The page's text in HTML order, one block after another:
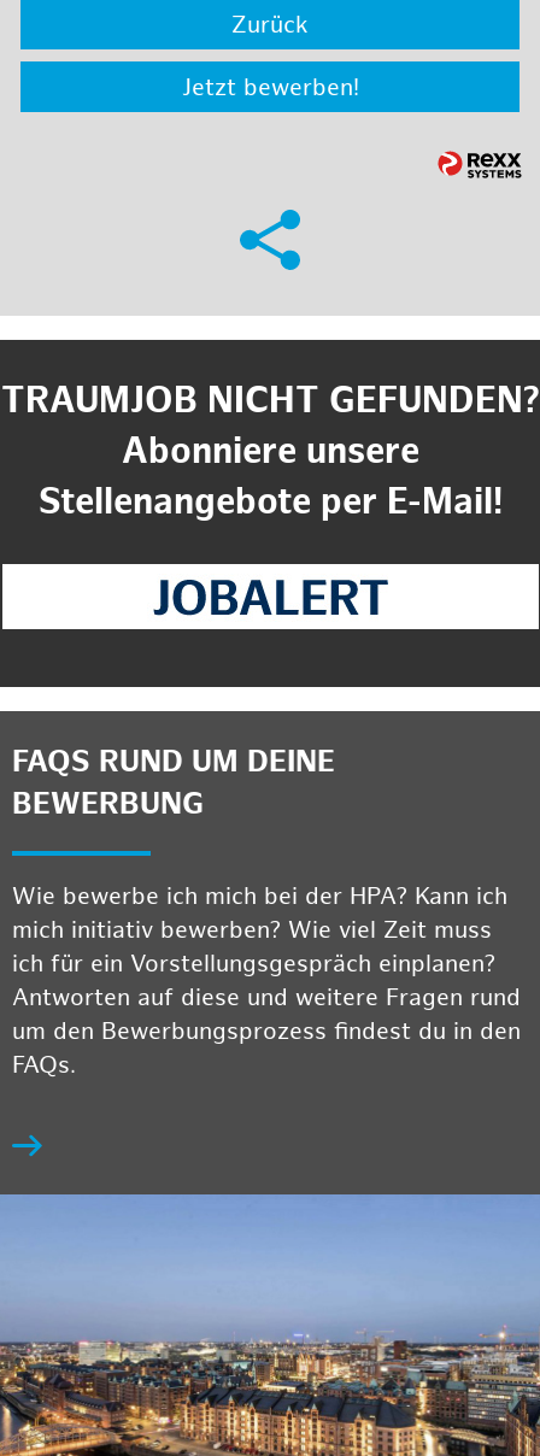
Zurück
Jetzt bewerben!
TRAUMJOB NICHT GEFUNDEN?
Abonniere unsere
Stellenangebote per E-Mail!
FAQS RUND UM DEINE
BEWERBUNG
Wie bewerbe ich mich bei der HPA? Kann ich
mich initiativ bewerben? Wie viel Zeit muss
ich für ein Vorstellungsgespräch einplanen?
Antworten auf diese und weitere Fragen rund
um den Bewerbungsprozess findest du in den
FAQs.